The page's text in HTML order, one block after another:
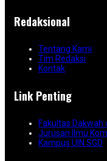
Redaksional
Tentang Kami
Tim Redaksi
Kontak
Link Penting
Fakultas Dakwah
Jurusan Ilmu
Kampus UIN SGD